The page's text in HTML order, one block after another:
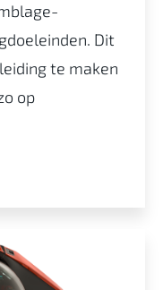
Dit
te maken
op